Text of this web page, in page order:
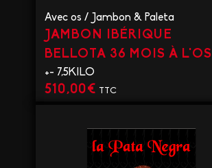
Avec os / Jambon & Paleta
JAMBON IBÉRIQUE
BELLOTA 36 MOIS À L'OS
+- 7,5KILO
510,00€ TTC